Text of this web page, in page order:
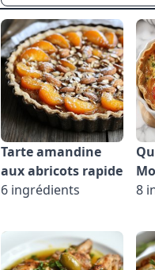
Tarte amandine
aux abricots rapide
6 ingrédients
8